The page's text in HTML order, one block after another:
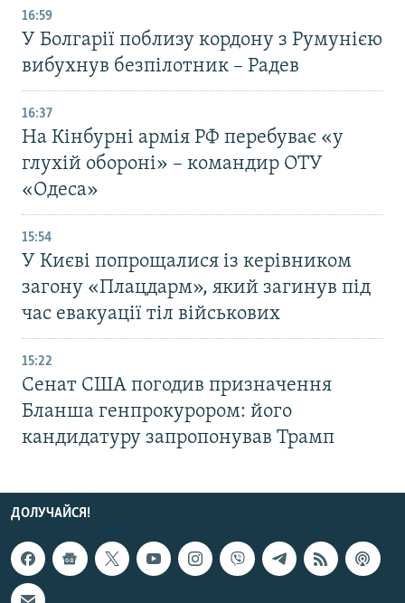
16:59
У Болгарії поблизу кордону з Румунією
вибухнув безпілотник – Радев
16:37
На Кінбурні армія РФ перебуває «у
глухій обороні» – командир ОТУ
«Одеса»
15:54
У Києві попрощалися із керівником
загону «Плацдарм», який загинув під
час евакуації тіл військових
15:22
Сенат США погодив призначення
Бланша генпрокурором: його
кандидатуру запропонував Трамп
ДОЛУЧАЙСЯ!